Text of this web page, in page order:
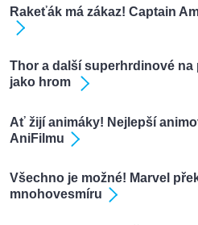
Rakeťák má zákaz! Captain
Thor a další superhrdinové na
jako hrom
Ať žijí animáky! Nejlepší
AniFilmu
Všechno je možné! Marvel
mnohovesmíru